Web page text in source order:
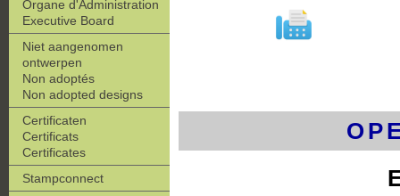
Organe d'Administration
Executive Board
Niet aangenomen
ontwerpen
Non adoptés
Non adopted designs
Certificaten
Certificats
Certificates
Stampconnect